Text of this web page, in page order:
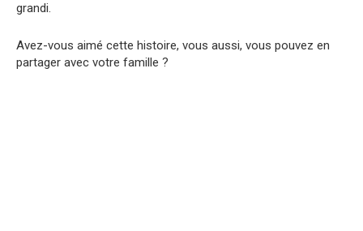
grandi.
Avez-vous aimé cette histoire, vous aussi, vous pouvez en
partager avec votre famille ?